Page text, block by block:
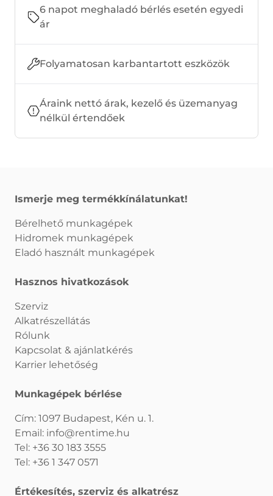
6 napot meghaladó bérlés esetén egyedi
ár
Folyamatosan karbantartott eszközök
Áraink nettó árak, kezelő és üzemanyag
nélkül értendőek
Ismerje meg termékkínálatunkat!
Bérelhető munkagépek
Hidromek munkagépek
Eladó használt munkagépek
Hasznos hivatkozások
Szerviz
Alkatrészellátás
Rólunk
Kapcsolat & ajánlatkérés
Karrier lehetőség
Munkagépek bérlése
Cím: 1097 Budapest, Kén u. 1.
Email: info@rentime.hu
Tel: +36 30 183 3555
Tel: +36 1 347 0571
Értékesítés, szerviz és alkatrész